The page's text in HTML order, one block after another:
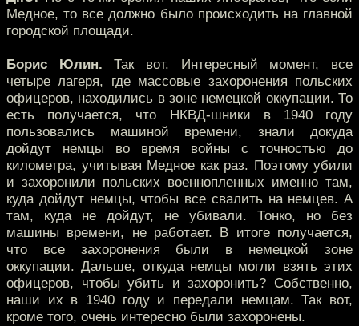
Медное, то все должно было происходить на главной
городской площади.
Борис Юлин. Так вот. Интересный момент, все
четыре лагеря, где массовые захоронения польских
офицеров, находились в зоне немецкой оккупации. То
есть получается, что НКВД-шники в 1940 году
пользовались машиной времени, знали докуда
дойдут немцы во время войны с точностью до
километра, учитывая Медное как раз. Поэтому убили
и захоронили польских военнопленных именно там,
куда дойдут немцы, чтобы все свалить на немцев. А
там, куда не дойдут, не убивали. Тонко, но без
машины времени, не работает. В итоге получается,
что все захоронения были в немецкой зоне
оккупации. Дальше, откуда немцы могли взять этих
офицеров, чтобы убить и захоронить? Собственно,
наши их в 1940 году и передали немцам. Так вот,
кроме того, очень интересно были захоронены.